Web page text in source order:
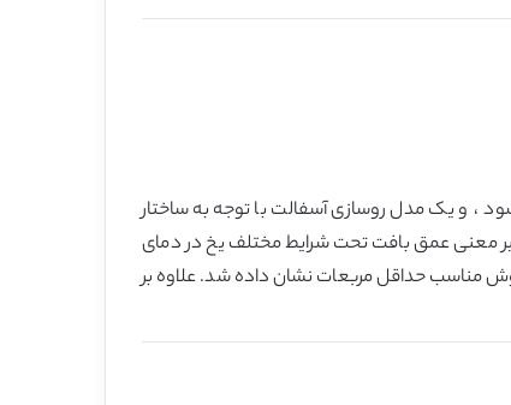
، و یک مدل روسازی آسفالت با توجه به ساختار
معنی عمق بافت تحت شرایط مختلف یخ در دمای
مناسب حداقل مربعات نشان داده شد. علاوه بر